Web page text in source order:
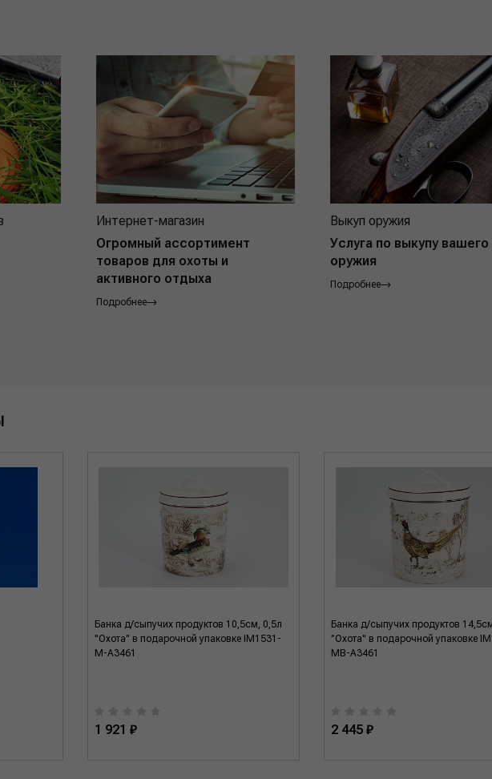
Интернет-магазин
Огромный ассортимент
товаров для охоты и
активного отдыха
Подробнее
Выкуп оружия
Услуга по выкупу вашего
оружия
Подробнее
Банка д/сыпучих продуктов 10,5см, 0,5л
"Охота" в подарочной упаковке IM1531-
M-A3461
1 921 ₽
Банка д/сыпучих продуктов
"Охота" в подарочной упаковке
MB-A3461
2 445 ₽